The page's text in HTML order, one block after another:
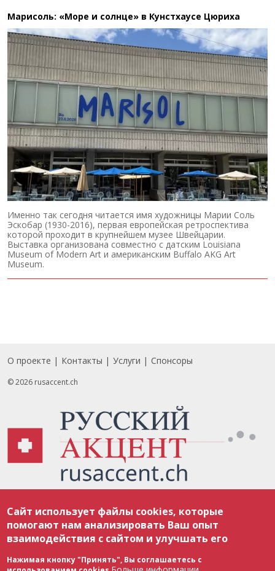
Марисоль: «Море и солнце» в Кунстхаусе Цюриха
Именно так сегодня читается имя художницы Марии Соль
Эскобар (1930-2016), первая европейская ретроспектива
которой проходит в крупнейшем музее Швейцарии.
Выставка организована совместно с датским Louisiana
Museum of Modern Art и американским Buffalo AKG Art
Museum.
Footer
О проекте Контакты Услуги Спонсоры
© 2026 rusaccent.ch
соответствии с законодательством Швейцарии об авторском праве и
международными соглашениями. Полное или частичное использование
материалов возможно только с разрешения редакции. В случае полного
или частичного воспроизведения материалов сайта rusaccent.ch,
ОБЯЗАТЕЛЬНА АКТИВНАЯ ГИПЕРССЫЛКА на конкретный заимствованный
текст. Фотоизображения, размещенные редакцией rusaccent.ch, являются
ее исключительной собственностью. Полное или частичное
Сайт использует файлы cookies, которые
помогают нам анализировать Ваш опыт
взаимодействия с сайтом и улучшать его
Нажимая кнопку "Принять", Вы соглашаетесь с